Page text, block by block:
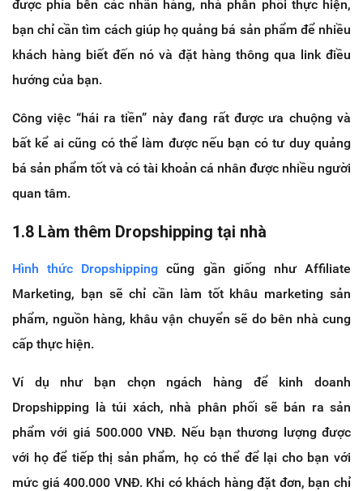
được phía bên các nhãn hàng, nhà phân phối thực hiện,
bạn chỉ cần tìm cách giúp họ quảng bá sản phẩm để nhiều
khách hàng biết đến nó và đặt hàng thông qua link điều
hướng của bạn.
Công việc “hái ra tiền” này đang rất được ưa chuộng và
bất kể ai cũng có thể làm được nếu bạn có tư duy quảng
bá sản phẩm tốt và có tài khoản cá nhân được nhiều người
quan tâm.
1.8 Làm thêm Dropshipping tại nhà
Hình thức Dropshipping cũng gần giống như Affiliate
Marketing, bạn sẽ chỉ cần làm tốt khâu marketing sản
phẩm, nguồn hàng, khâu vận chuyển sẽ do bên nhà cung
cấp thực hiện.
Ví dụ như bạn chọn ngách hàng để kinh doanh
Dropshipping là túi xách, nhà phân phối sẽ bán ra sản
phẩm với giá 500.000 VNĐ. Nếu bạn thương lượng được
với họ để tiếp thị sản phẩm, họ có thể để lại cho bạn với
mức giá 400.000 VNĐ. Khi có khách hàng đặt đơn, bạn chỉ